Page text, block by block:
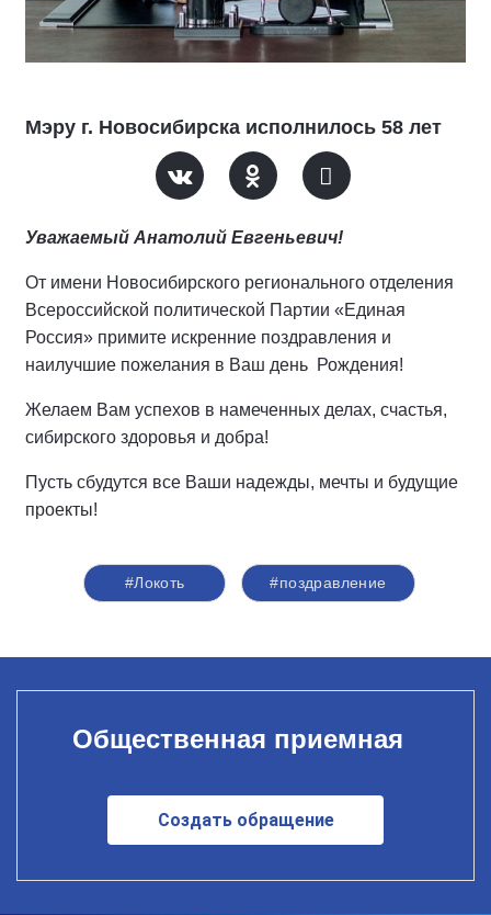
Мэру г. Новосибирска исполнилось 58 лет
Уважаемый Анатолий Евгеньевич!
От имени Новосибирского регионального отделения
Всероссийской политической Партии «Единая
Россия» примите искренние поздравления и
наилучшие пожелания в Ваш день Рождения!
Желаем Вам успехов в намеченных делах, счастья,
сибирского здоровья и добра!
Пусть сбудутся все Ваши надежды, мечты и будущие
проекты!
#Локоть #поздравление
Общественная приемная
Создать обращение